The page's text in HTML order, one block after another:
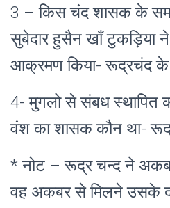
3 – किस चंद शासक के
सुबेदार हुसैन खाँ टुकड़िया ने
आक्रमण किया- रूद्रचंद
4- मुगलो से संबध स्थापित
वंश का शासक कौन था-
* नोट – रूद्र चन्द ने
वह अकबर से मिलने उसके